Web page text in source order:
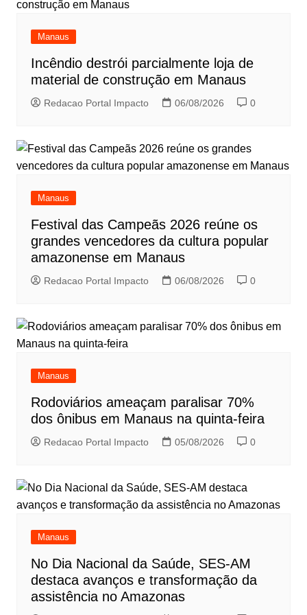
Manaus
Incêndio destrói parcialmente loja de
material de construção em Manaus
Redacao Portal Impacto 06/08/2026 0
Manaus
Festival das Campeãs 2026 reúne os
grandes vencedores da cultura popular
amazonense em Manaus
Redacao Portal Impacto 06/08/2026 0
Manaus
Rodoviários ameaçam paralisar 70%
dos ônibus em Manaus na quinta-feira
Redacao Portal Impacto 05/08/2026 0
Manaus
No Dia Nacional da Saúde, SES-AM
destaca avanços e transformação da
assistência no Amazonas